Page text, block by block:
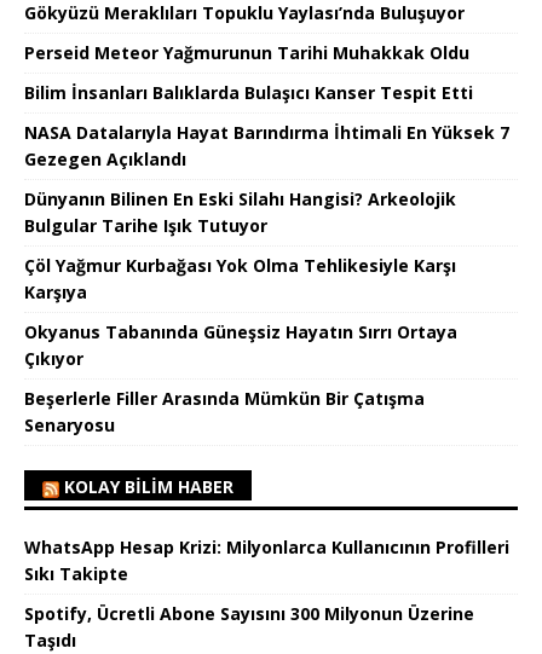
Gökyüzü Meraklıları Topuklu Yaylası’nda Buluşuyor
Perseid Meteor Yağmurunun Tarihi Muhakkak Oldu
Bilim İnsanları Balıklarda Bulaşıcı Kanser Tespit Etti
NASA Datalarıyla Hayat Barındırma İhtimali En Yüksek 7
Gezegen Açıklandı
Dünyanın Bilinen En Eski Silahı Hangisi? Arkeolojik
Bulgular Tarihe Işık Tutuyor
Çöl Yağmur Kurbağası Yok Olma Tehlikesiyle Karşı
Karşıya
Okyanus Tabanında Güneşsiz Hayatın Sırrı Ortaya
Çıkıyor
Beşerlerle Filler Arasında Mümkün Bir Çatışma
Senaryosu
KOLAY BILIM HABER
WhatsApp Hesap Krizi: Milyonlarca Kullanıcının Profilleri
Sıkı Takipte
Spotify, Ücretli Abone Sayısını 300 Milyonun Üzerine
Taşıdı